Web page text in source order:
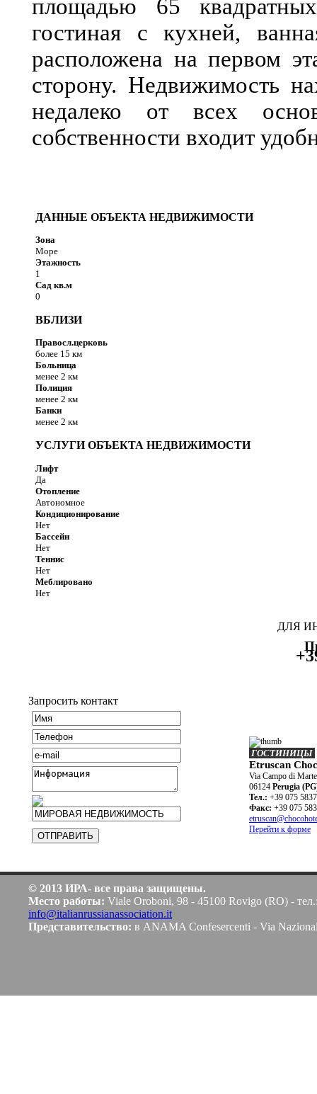
площадью 65
гостиная с кухней,
расположена на первом
сторону. Недвижимость
недалеко от всех
собственности входит
ДАННЫЕ ОБЪЕКТА НЕДВИЖИМОСТИ
Зона
Море
Этажность
1
Сад кв.м
0
ВБЛИЗИ
Правосл.церковь
более 15 км
Больница
менее 2 км
Полиция
менее 2 км
Банки
менее 2 км
УСЛУГИ ОБЪЕКТА НЕДВИЖИМОСТИ
Лифт
Да
Отопление
Автономное
Кондиционирование
Нет
Бассейн
Нет
Теннис
Нет
Меблировано
Нет
ДЛЯ
Запросить контакт
ГОСТИНИЦЫ
Etruscan
Via Campo di
06124 Perugia
Teл.: +39 075
Факс: +39 075
Перейти к форме
© 2013 ИРА- все права защищены.
Место работы: Viale Oroboni, 98 - 45100 Rovigo (RO) -
info@italianrussianassociation.it
Представительство: в ANAMA Confesercenti - Via